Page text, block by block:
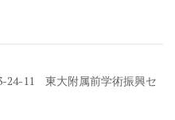
24-11 東大附属前学術振興セ